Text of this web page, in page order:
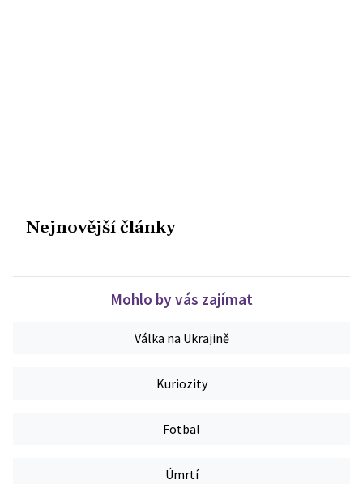
Nejnovější články
Mohlo by vás zajímat
Válka na Ukrajině
Kuriozity
Fotbal
Úmrtí